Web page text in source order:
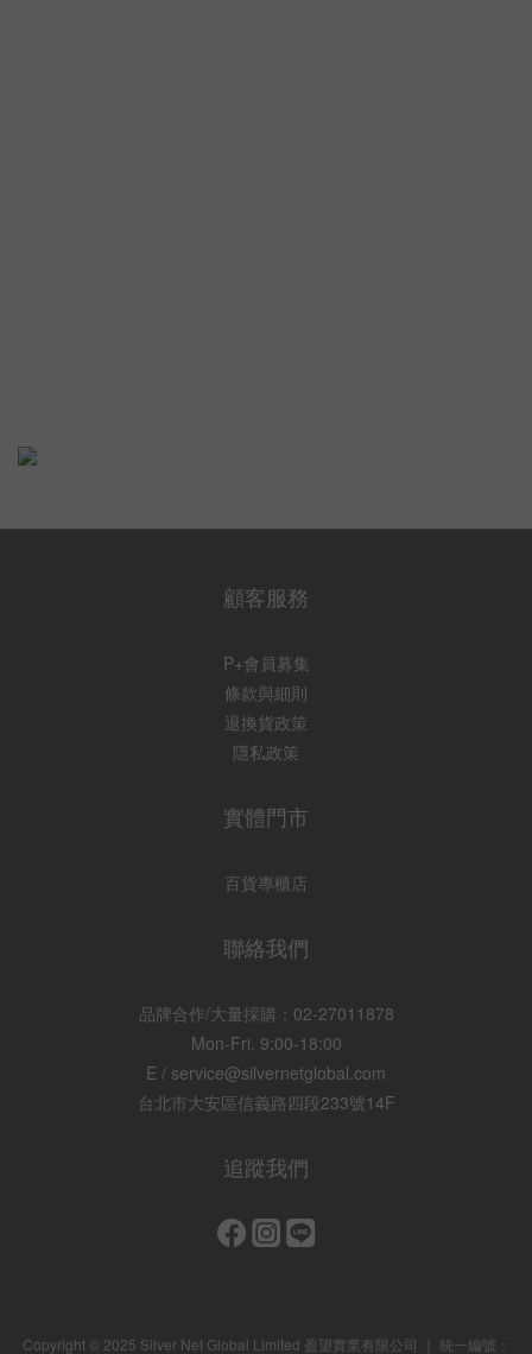
顧客服務
P+會員募集
條款與細則
退換貨政策
隱私政策
實體門市
百貨專櫃店
聯絡我們
品牌合作/大量採購：02-27011878
Mon-Fri. 9:00-18:00
E / service@silvernetglobal.com
台北市大安區信義路四段233號14F
追蹤我們
Copyright © 2025 Silver Net Global Limited 盈望實業有限公司 ｜ 統一編號：